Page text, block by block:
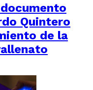
Quintero
de la